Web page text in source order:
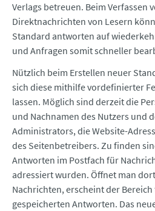
Verlags betreuen. Beim Verfassen
Direktnachrichten von Lesern
Standard antworten auf
und Anfragen somit schneller
Nützlich beim Erstellen neuer
sich diese mithilfe vordefinierter
lassen. Möglich sind derzeit die
und Nachnamen des Nutzers und
Administrators, die Website-
des Seitenbetreibers. Zu finden
Antworten im Postfach für
adressiert wurden. Öffnet man
Nachrichten, erscheint der
gespeicherten Antworten. Das